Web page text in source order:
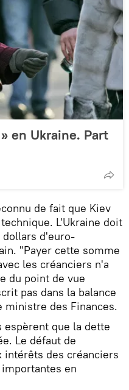
en Ukraine. Part
de fait que Kiev
L'Ukraine doit
d'euro-
"Payer cette somme
les créanciers n'a
du point de vue
pas dans la balance
ministre des Finances.
espèrent que la dette
Le défaut de
intérêts des créanciers
en